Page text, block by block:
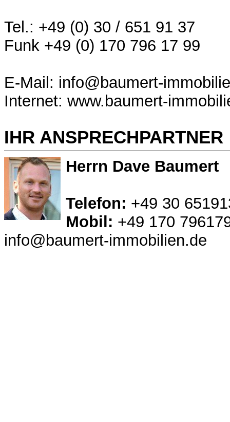
Tel.: +49 (0) 30 / 651 91 37
Funk +49 (0) 170 796 17 99
E-Mail: info@baumert-
Internet: www.baumert-
IHR ANSPRECHPARTNER
Herrn Dave Baumert
Telefon: +49 30
Mobil: +49 170
info@baumert-immobilien.de